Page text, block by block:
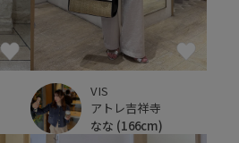
VIS
アトレ吉祥寺
なな (166cm)